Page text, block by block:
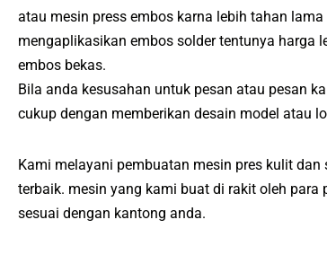
atau mesin press embos karna lebih tahan
mengaplikasikan embos solder tentunya harga
embos bekas.
Bila anda kesusahan untuk pesan atau pesan
cukup dengan memberikan desain model atau
Kami melayani pembuatan mesin pres kulit
terbaik. mesin yang kami buat di rakit oleh
sesuai dengan kantong anda.